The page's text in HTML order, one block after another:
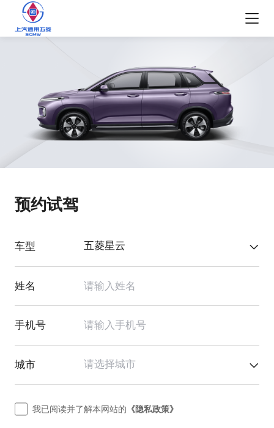
预约试驾
车型 五菱星云
姓名
手机号
城市 请选择城市
我已阅读并了解本网站的 《隐私政策》